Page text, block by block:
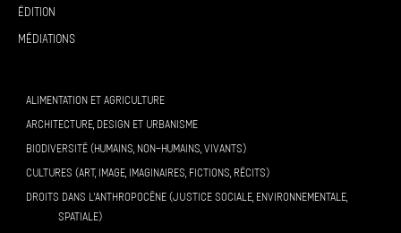
Édition
Médiations
ALIMENTATION ET AGRICULTURE
ARCHITECTURE, DESIGN ET URBANISME
BIODIVERSITÉ (HUMAINS, NON-HUMAINS, VIVANTS)
CULTURES (ART, IMAGE, IMAGINAIRES, FICTIONS, RÉCITS)
DROITS DANS L’ANTHROPOCÈNE (JUSTICE SOCIALE, ENVIRONNEMENTALE,
SPATIALE)